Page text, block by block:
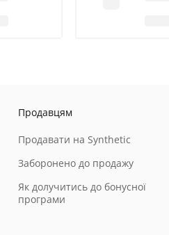
Продавцям
Продавати на Synthetic
Заборонено до продажу
Як долучитись до бонусної
програми